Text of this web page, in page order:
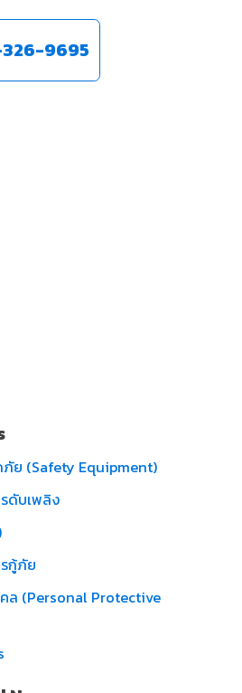
9695
ย (Safety Equipment)
ดับเพลิง
กู้ภัย
(Personal Protective